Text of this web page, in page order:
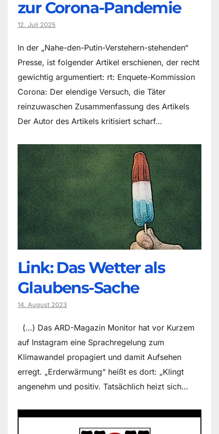
zur Corona-Pandemie
12. Juli 2025
In der „Nahe-den-Putin-Verstehern-stehenden“
Presse, ist folgender Artikel erschienen, der recht
gewichtig argumentiert: rt: Enquete-Kommission
Corona: Der elendige Versuch, die Täter
reinzuwaschen Zusammenfassung des Artikels
Der Autor des Artikels kritisiert scharf…
Link: Das Wetter als
Glaubens-Sache
14. August 2023
(…) Das ARD-Magazin Monitor hat vor Kurzem
auf Instagram eine Sprachregelung zum
Klimawandel propagiert und damit Aufsehen
erregt. „Erderwärmung“ heißt es dort: „Klingt
angenehm und positiv. Tatsächlich heizt sich…